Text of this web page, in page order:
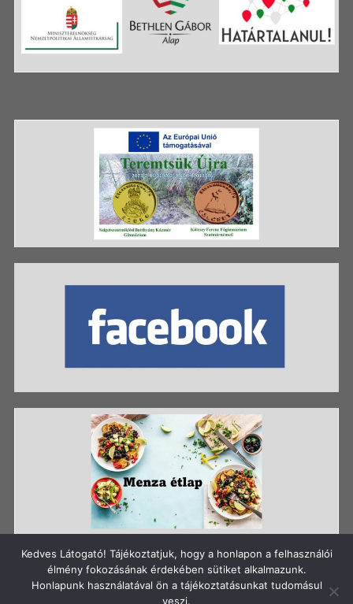
Szerzői jog: Szigetszentmiklósi Batthyány Kázmér
Kedves Látogató! Tájékoztatjuk, hogy a honlapon a felhasználói
élmény fokozásának érdekében sütiket alkalmazunk.
Honlapunk használatával ön a tájékoztatásunkat tudomásul
veszi.